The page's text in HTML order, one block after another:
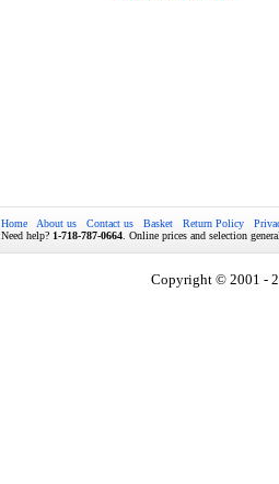
Home About us Contact us Basket Return Policy
Need help? 1-718-787-0664 . Online prices and selection
Copyright © 2001 -